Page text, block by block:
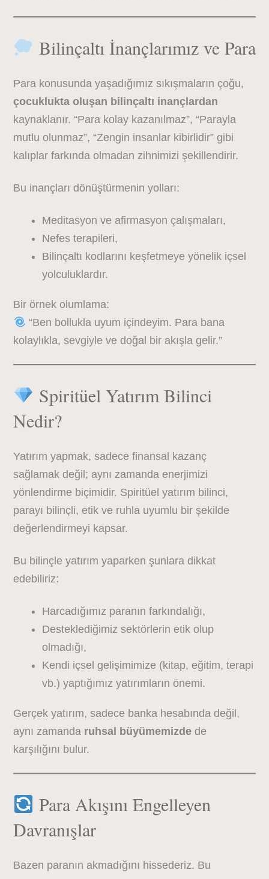
Bilinçaltı İnançlarımız ve Para
Para konusunda yaşadığımız sıkışmaların çoğu,
çocuklukta oluşan bilinçaltı inançlardan
kaynaklanır. “Para kolay kazanılmaz”, “Parayla
mutlu olunmaz”, “Zengin insanlar kibirlidir” gibi
kalıplar farkında olmadan zihnimizi şekillendirir.
Bu inançları dönüştürmenin yolları:
Meditasyon ve afirmasyon çalışmaları,
Nefes terapileri,
Bilinçaltı kodlarını keşfetmeye yönelik içsel
yolculuklardır.
Bir örnek olumlama:
“Ben bollukla uyum içindeyim. Para bana
kolaylıkla, sevgiyle ve doğal bir akışla gelir.”
Spiritüel Yatırım Bilinci
Nedir?
Yatırım yapmak, sadece finansal kazanç
sağlamak değil; aynı zamanda enerjimizi
yönlendirme biçimidir. Spiritüel yatırım bilinci,
parayı bilinçli, etik ve ruhla uyumlu bir şekilde
değerlendirmeyi kapsar.
Bu bilinçle yatırım yaparken şunlara dikkat
edebiliriz:
Harcadığımız paranın farkındalığı,
Desteklediğimiz sektörlerin etik olup
olmadığı,
Kendi içsel gelişimimize (kitap, eğitim, terapi
vb.) yaptığımız yatırımların önemi.
Gerçek yatırım, sadece banka hesabında değil,
aynı zamanda ruhsal büyümemizde de
karşılığını bulur.
Para Akışını Engelleyen
Davranışlar
Bazen paranın akmadığını hissederiz. Bu